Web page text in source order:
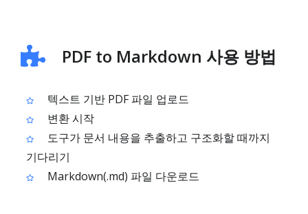
PDF to Markdown 사용 방법
텍스트 기반 PDF 파일 업로드
변환 시작
도구가 문서 내용을 추출하고 구조화할 때까지
기다리기
Markdown(.md) 파일 다운로드